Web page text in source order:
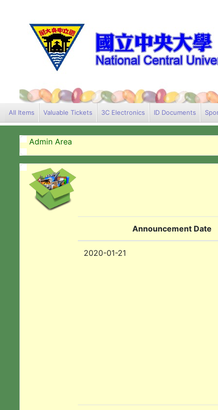
All Items Valuable Tickets 3C Electronics ID Documents
Admin Area
Announcement Date
2020-01-21